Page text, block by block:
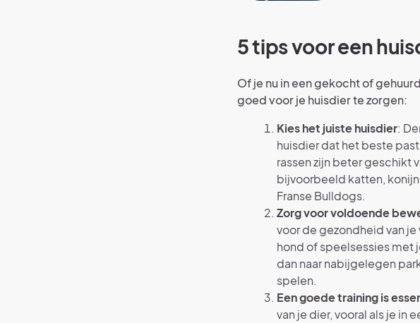
5 tips voor een
Of je nu in een gekocht of
goed voor je huisdier te zorgen:
Kies het juiste huisdier:
huisdier dat het beste
rassen zijn beter geschikt
bijvoorbeeld katten,
Franse Bulldogs.
Zorg voor voldoende
voor de gezondheid van
hond of speelsessies met
dan naar nabijgelegen
spelen.
Een goede training is
van je dier, vooral als je in